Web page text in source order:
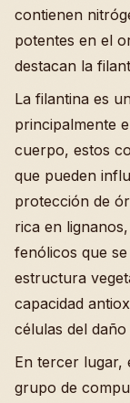
contienen
potentes en el
destacan la
La filantina es
principalmente
cuerpo, estos
que pueden
protección de
rica en
fenólicos que
estructura
capacidad
células del
En tercer lugar,
grupo de